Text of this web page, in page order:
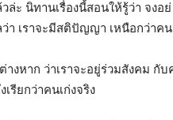
ะ นิทานเรื่องนี้สอนให้รู้ว่า จงอย่
า เราจะมีสติปัญญา เหนือกว่าค
างหาก ว่าเราจะอยู่ร่วมสังคม กั
รียกว่าคนเก่งจริง